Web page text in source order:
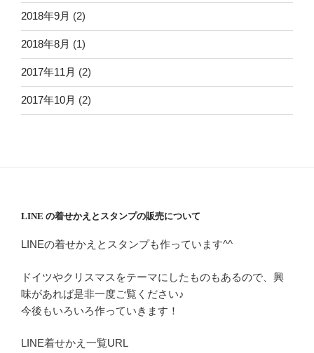
2018年9月 (2)
2018年8月 (1)
2017年11月 (2)
2017年10月 (2)
LINE の着せかえとスタンプの販売について
LINEの着せかえとスタンプも作っています^^
ドイツやクリスマスをテーマにしたものもあるので、興
味があれば是非一度ご覧ください♪
今後もいろいろ作っていきます！
LINE着せかえ一覧URL